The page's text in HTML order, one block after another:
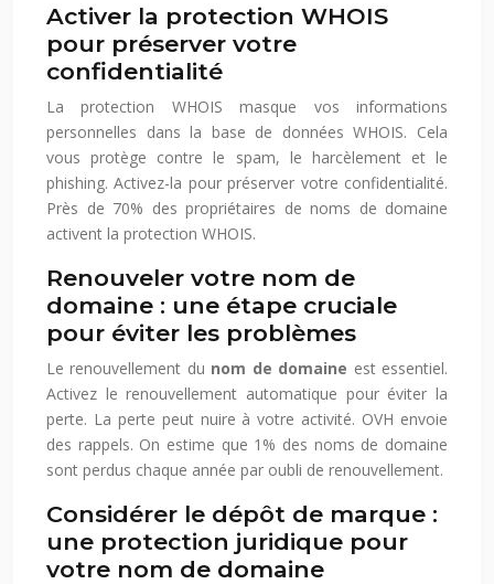
Activer la protection WHOIS
pour préserver votre
confidentialité
La protection WHOIS masque vos informations
personnelles dans la base de données WHOIS. Cela
vous protège contre le spam, le harcèlement et le
phishing. Activez-la pour préserver votre confidentialité.
Près de 70% des propriétaires de noms de domaine
activent la protection WHOIS.
Renouveler votre nom de
domaine : une étape cruciale
pour éviter les problèmes
Le renouvellement du nom de domaine est essentiel.
Activez le renouvellement automatique pour éviter la
perte. La perte peut nuire à votre activité. OVH envoie
des rappels. On estime que 1% des noms de domaine
sont perdus chaque année par oubli de renouvellement.
Considérer le dépôt de marque :
une protection juridique pour
votre nom de domaine